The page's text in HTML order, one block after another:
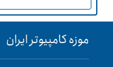
موزه کامپیوتر ایران